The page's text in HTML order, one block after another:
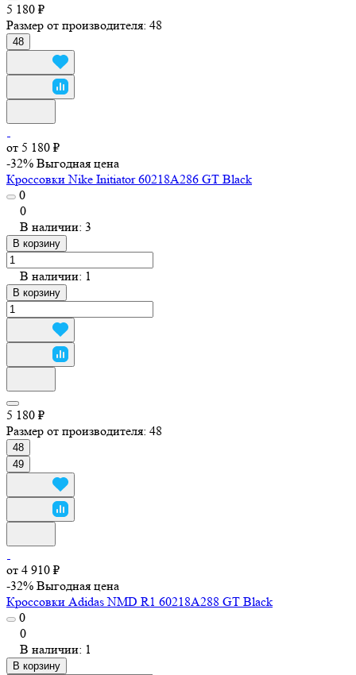
5 180 ₽
Размер от производителя: 48
48
от 5 180 ₽
-32% Выгодная цена
Кроссовки Nike Initiator 60218A286 GT Black
0
0
В наличии: 3
В корзину
В наличии: 1
В корзину
5 180 ₽
Размер от производителя: 48
48
49
от 4 910 ₽
-32% Выгодная цена
Кроссовки Adidas NMD R1 60218A288 GT Black
0
0
В наличии: 1
В корзину